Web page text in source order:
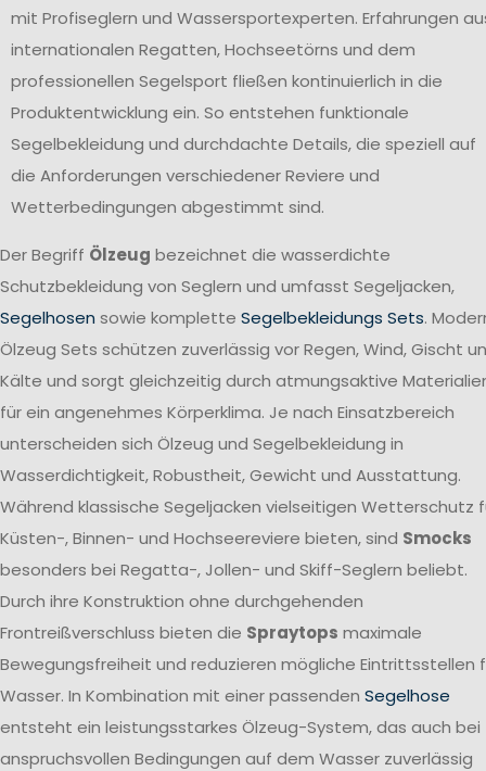
mit Profiseglern und Wassersportexperten. Erfahrungen
internationalen Regatten, Hochseetörns und dem
professionellen Segelsport fließen kontinuierlich in die
Produktentwicklung ein. So entstehen funktionale
Segelbekleidung und durchdachte Details, die speziell auf
die Anforderungen verschiedener Reviere und
Wetterbedingungen abgestimmt sind.
Der Begriff Ölzeug bezeichnet die wasserdichte
Schutzbekleidung von Seglern und umfasst Segeljacken,
Segelhosen sowie komplette Segelbekleidungs Sets.
Ölzeug Sets schützen zuverlässig vor Regen, Wind, Gischt
Kälte und sorgt gleichzeitig durch atmungsaktive
für ein angenehmes Körperklima. Je nach Einsatzbereich
unterscheiden sich Ölzeug und Segelbekleidung in
Wasserdichtigkeit, Robustheit, Gewicht und Ausstattung.
Während klassische Segeljacken vielseitigen Wetterschutz
Küsten-, Binnen- und Hochseereviere bieten, sind Smocks
besonders bei Regatta-, Jollen- und Skiff-Seglern beliebt.
Durch ihre Konstruktion ohne durchgehenden
Frontreißverschluss bieten die Spraytops maximale
Bewegungsfreiheit und reduzieren mögliche Eintrittsstellen
Wasser. In Kombination mit einer passenden Segelhose
entsteht ein leistungsstarkes Ölzeug-System, das auch bei
anspruchsvollen Bedingungen auf dem Wasser zuverlässig